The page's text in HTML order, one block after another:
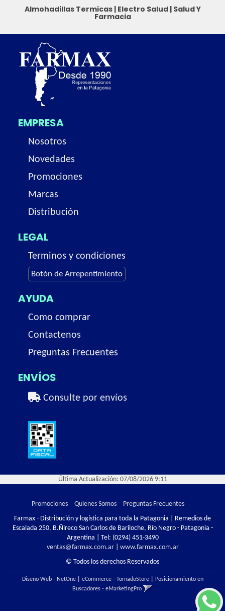
Almohadillas Termicas| Electro Salud| Salud Y
Farmacia
EMPRESA
Nosotros
Novedades
Promociones
Marcas
Distribución
LEGAL
Terminos y condiciones
Botón de Arrepentimiento
AYUDA
Como comprar
Contactenos
Preguntas Frecuentes
ENVÍOS
Consulte por envíos
Última Actualización: 07/08/2026 9:11
Promociones Quienes Somos
Preguntas Frecuentes
Farmax - Distribución y logística para toda la Patagonia | Remedios de
Escalada 250, B.Ñireco San Carlos de Bariloche, Río Negro - Patagonia -
Argentina | Tel: (0294) 451-3490
ventas@farmax.com.ar| www.farmax.com.ar
© Todos los derechos Reservados
Diseño Web - NetOne| eCommerce - TornadoStore|
Posicionamiento en
Buscadores - eMarketingPro